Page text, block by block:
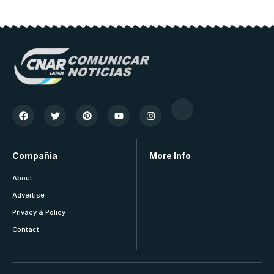
Compañia
About
Advertise
Privacy & Policy
Contact
More Info